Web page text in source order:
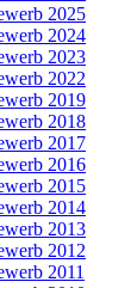
2025
2024
2023
2022
2019
2018
2017
2016
2015
2014
2013
2012
2011